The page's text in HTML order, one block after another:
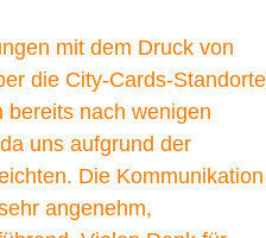
mit dem Druck von
die City-Cards-Standorte
bereits nach wenigen
uns aufgrund der
Die Kommunikation
angenehm,